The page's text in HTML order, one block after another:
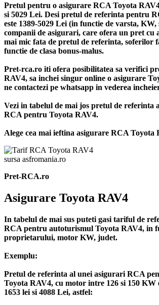
Pretul pentru o asigurare RCA Toyota
si 5029 Lei. Desi pretul de referinta pentru
este 1389-5029 Lei (in functie de varsta, KW,
companii de asigurari, care ofera un pret cu
mai mic fata de pretul de referinta, soferilor
functie de clasa bonus-malus.
Pret-rca.ro iti ofera posibilitatea sa verifici
RAV4, sa inchei singur online o asigurare
ne contactezi pe whatsapp in vederea
Vezi in tabelul de mai jos pretul de referinta
RCA pentru Toyota RAV4.
Alege cea mai ieftina asigurare RCA Toyota
sursa asfromania.ro
Pret-RCA.ro
Asigurare Toyota RAV4
In tabelul de mai sus puteti gasi tariful de
RCA pentru autoturismul Toyota RAV4, in
proprietarului, motor KW, judet.
Exemplu:
Pretul de referinta al unei asigurari RCA
Toyota RAV4, cu motor intre 126 si 150 KW
1653 lei si 4088 Lei, astfel: